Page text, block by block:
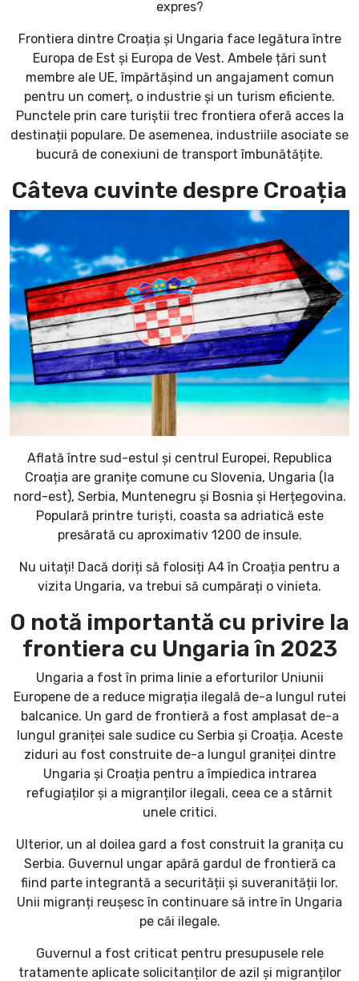
expres?
Frontiera dintre Croația și Ungaria face legătura între
Europa de Est și Europa de Vest. Ambele țări sunt
membre ale UE, împărtășind un angajament comun
pentru un comerț, o industrie și un turism eficiente.
Punctele prin care turiștii trec frontiera oferă acces la
destinații populare. De asemenea, industriile asociate se
bucură de conexiuni de transport îmbunătățite.
Câteva cuvinte despre Croația
Aflată între sud-estul și centrul Europei, Republica
Croația are granițe comune cu Slovenia, Ungaria (la
nord-est), Serbia, Muntenegru și Bosnia și Herțegovina.
Populară printre turiști, coasta sa adriatică este
presărată cu aproximativ 1200 de insule.
Nu uitați! Dacă doriți să folosiți A4 în Croația pentru a
vizita Ungaria, va trebui să cumpărați o vinieta.
O notă importantă cu privire la
frontiera cu Ungaria în 2023
Ungaria a fost în prima linie a eforturilor Uniunii
Europene de a reduce migrația ilegală de-a lungul rutei
balcanice. Un gard de frontieră a fost amplasat de-a
lungul graniței sale sudice cu Serbia și Croația. Aceste
ziduri au fost construite de-a lungul graniței dintre
Ungaria și Croația pentru a împiedica intrarea
refugiaților și a migranților ilegali, ceea ce a stârnit
unele critici.
Ulterior, un al doilea gard a fost construit la granița cu
Serbia. Guvernul ungar apără gardul de frontieră ca
fiind parte integrantă a securității și suveranității lor.
Unii migranți reușesc în continuare să intre în Ungaria
pe căi ilegale.
Guvernul a fost criticat pentru presupusele rele
tratamente aplicate solicitanților de azil și migranților